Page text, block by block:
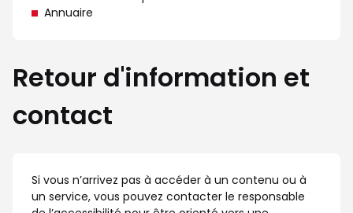
Annuaire
Retour d'information et
contact
Si vous n’arrivez pas à accéder à un contenu ou à
un service, vous pouvez contacter le responsable